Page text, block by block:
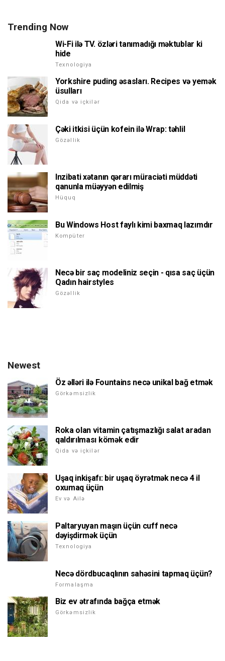
Trending Now
Wi-Fi ilə TV. özləri tanımadığı məktublar ki
hide
Texnologiya
Yorkshire puding əsasları. Recipes və yemək
üsulları
Qida və içkilər
Çəki itkisi üçün kofein ilə Wrap: təhlil
Gözəllik
Inzibati xətanın qərarı müraciəti müddəti
qanunla müəyyən edilmiş
Hüquq
Bu Windows Host faylı kimi baxmaq lazımdır
Kompüter
Necə bir saç modeliniz seçin - qısa saç üçün
Qadın hairstyles
Gözəllik
Newest
Öz əlləri ilə Fountains necə unikal bağ etmək
Görkəmsizlik
Roka olan vitamin çatışmazlığı salat aradan
qaldırılması kömək edir
Qida və içkilər
Uşaq inkişafı: bir uşaq öyrətmək necə 4 il
oxumaq üçün
Ev və Ailə
Paltaryuyan maşın üçün cuff necə
dəyişdirmək üçün
Texnologiya
Necə dördbucaqlının sahəsini tapmaq üçün?
Formalaşma
Biz ev ətrafında bağça etmək
Görkəmsizlik